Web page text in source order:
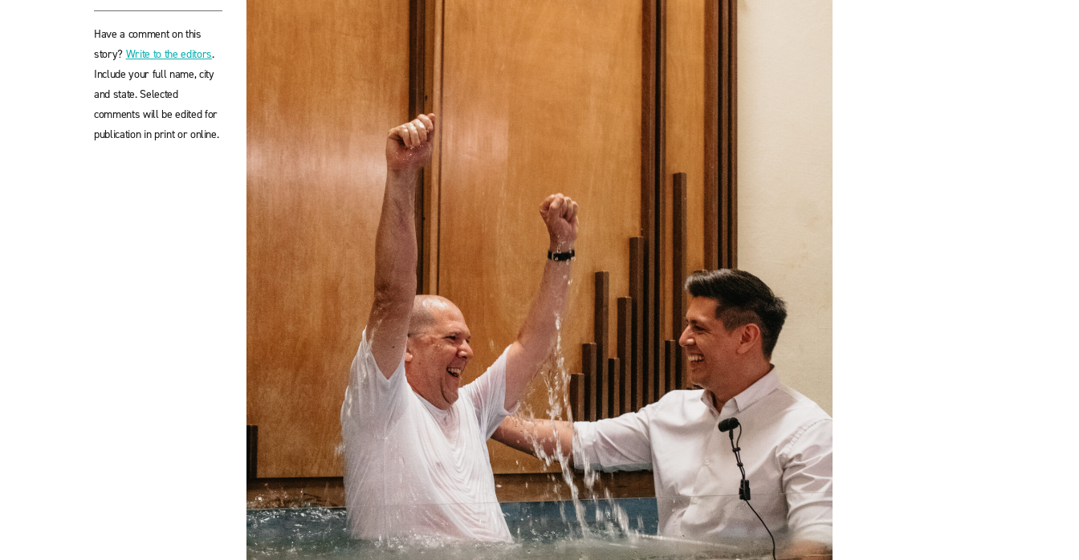
Have a comment on this
story? Write to the editors.
Include your full name, city
and state. Selected
comments will be edited for
publication in print or online.